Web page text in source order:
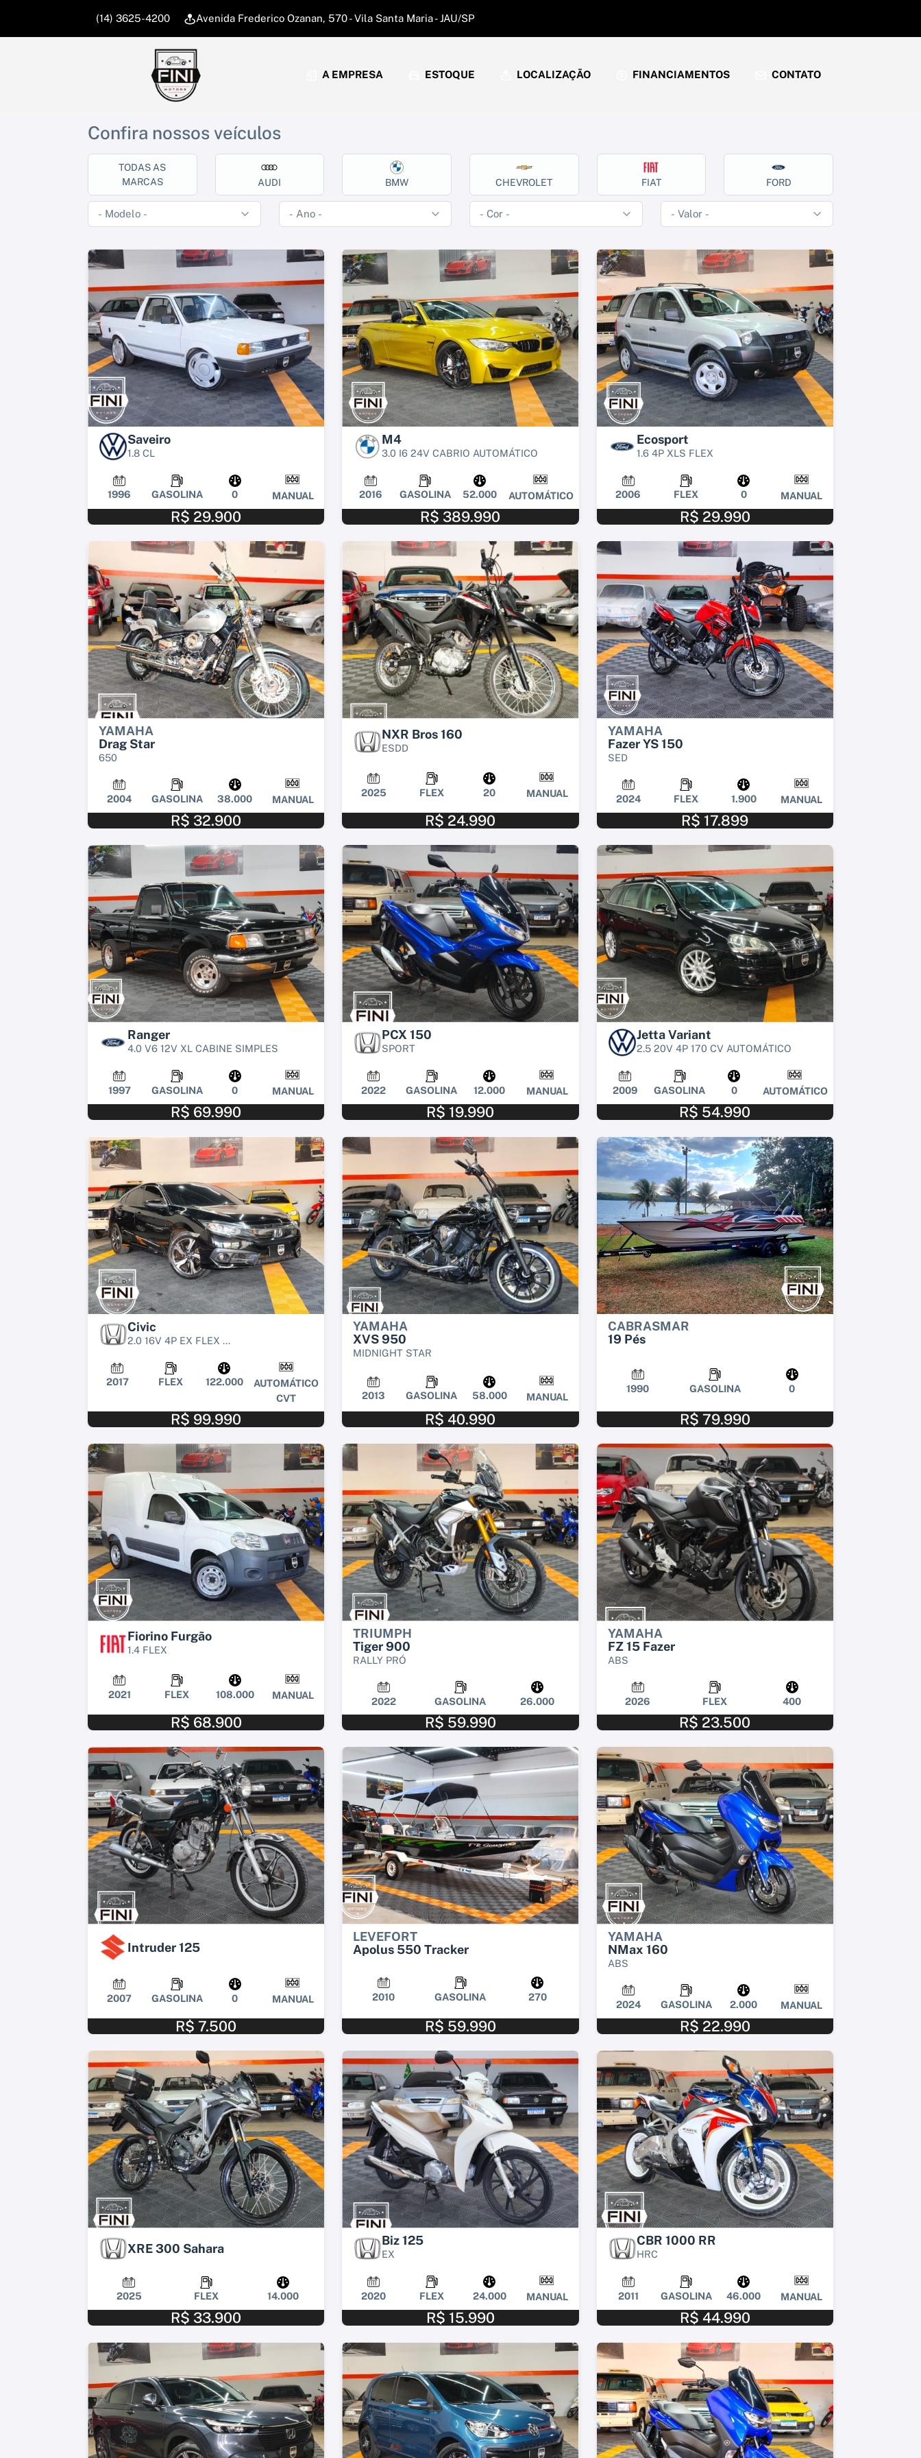
(14) 3625-4200 Avenida Frederico Ozanan, 570 - Vila Santa Maria - JAU/SP
A EMPRESA ESTOQUE LOCALIZAÇÃO FINANCIAMENTOS CONTATO
Confira nossos veículos
TODAS AS
MARCAS
AUDI BMW CHEVROLET FIAT FORD
Saveiro
1.8 CL
1996 GASOLINA 0 MANUAL
R$ 29.900
M4
3.0 I6 24V CABRIO AUTOMÁTICO
2016 GASOLINA 52.000 AUTOMÁTICO
R$ 389.990
Ecosport
1.6 4P XLS FLEX
2006 FLEX 0 MANUAL
R$ 29.990
YAMAHA
Drag Star
650
2004 GASOLINA 38.000 MANUAL
R$ 32.900
NXR Bros 160
ESDD
2025 FLEX 20 MANUAL
R$ 24.990
YAMAHA
Fazer YS 150
SED
2024 FLEX 1.900 MANUAL
R$ 17.899
Ranger
4.0 V6 12V XL CABINE SIMPLES
1997 GASOLINA 0 MANUAL
R$ 69.990
PCX 150
SPORT
2022 GASOLINA 12.000 MANUAL
R$ 19.990
Jetta Variant
2.5 20V 4P 170 CV AUTOMÁTICO
2009 GASOLINA 0 AUTOMÁTICO
R$ 54.990
Civic
2.0 16V 4P EX FLEX ...
2017 FLEX 122.000
AUTOMÁTICO
CVT
R$ 99.990
YAMAHA
XVS 950
MIDNIGHT STAR
2013 GASOLINA 58.000 MANUAL
R$ 40.990
CABRASMAR
19 Pés
1990 GASOLINA 0
R$ 79.990
Fiorino Furgão
1.4 FLEX
2021 FLEX 108.000 MANUAL
R$ 68.900
TRIUMPH
Tiger 900
RALLY PRÓ
2022 GASOLINA 26.000
R$ 59.990
YAMAHA
FZ 15 Fazer
ABS
2026 FLEX 400
R$ 23.500
Intruder 125
2007 GASOLINA 0 MANUAL
R$ 7.500
LEVEFORT
Apolus 550 Tracker
2010 GASOLINA 270
R$ 59.990
YAMAHA
NMax 160
ABS
2024 GASOLINA 2.000 MANUAL
R$ 22.990
XRE 300 Sahara
2025 FLEX 14.000
R$ 33.900
Biz 125
EX
2020 FLEX 24.000 MANUAL
R$ 15.990
CBR 1000 RR
HRC
2011 GASOLINA 46.000 MANUAL
R$ 44.990